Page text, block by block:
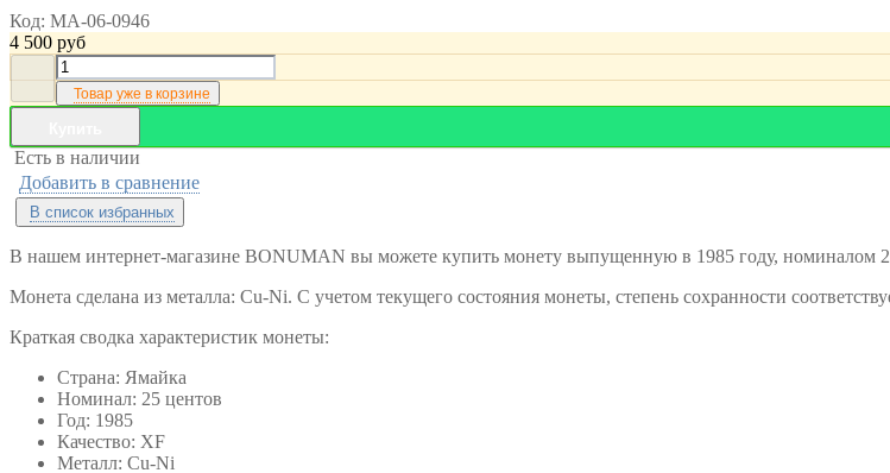
Код: MA-06-0946
4 500 руб
Товар уже в корзине
Есть в наличии
Добавить в сравнение
В список избранных
В нашем интернет-магазине BONUMAN вы можете купить монету выпущенную в 1985 году, номиналом
Монета сделана из металла: Cu-Ni. С учетом текущего состояния монеты, степень сохранности
Краткая сводка характеристик монеты:
Страна: Ямайка
Номинал: 25 центов
Год: 1985
Качество: XF
Металл: Cu-Ni